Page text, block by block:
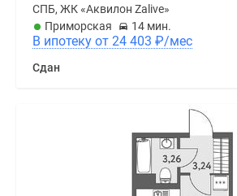
СПБ, ЖК «Аквилон Zalive»
Приморская
14 мин.
В ипотеку от 24 403 ₽/мес
Сдан